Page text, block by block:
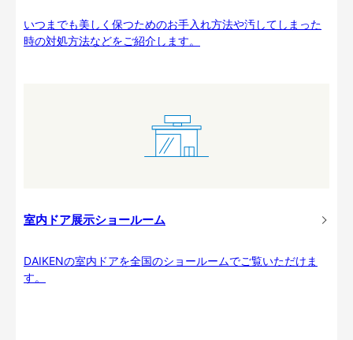
いつまでも美しく保つためのお手入れ方法や汚してしまった
時の対処方法などをご紹介します。
室内ドア展示ショールーム
DAIKENの室内ドアを全国のショールームでご覧いただけま
す。